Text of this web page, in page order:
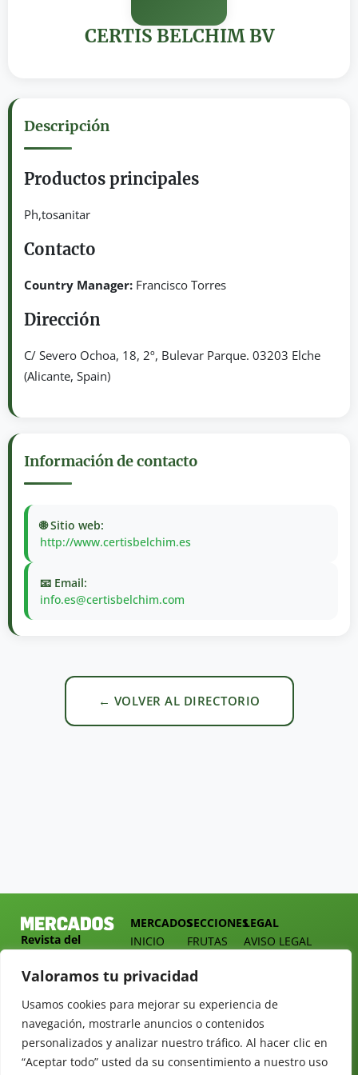
Valoramos tu privacidad
Usamos cookies para mejorar su experiencia de
navegación, mostrarle anuncios o contenidos
personalizados y analizar nuestro tráfico. Al hacer clic en
“Aceptar todo” usted da su consentimiento a nuestro uso
CERTIS BELCHIM BV
Descripción
Productos principales
Ph,tosanitar
Contacto
Country Manager: Francisco Torres
Dirección
C/ Severo Ochoa, 18, 2º, Bulevar Parque. 03203 Elche
(Alicante, Spain)
Información de contacto
🌐 Sitio web:
http://www.certisbelchim.es
📧 Email:
info.es@certisbelchim.com
← VOLVER AL DIRECTORIO
Revista del
Hortofrutícola
C/
Presidente
Cárdenas nº
10.
MERCADOS
INICIO
SOMOS
Y
TARIFAS
REVISTAS
NEWSLETTER
SECCIONES
FRUTAS
EMPRESA
MERCADOS
ALIMENTACIÓN
OPINIÓN
30 DE
LEGAL
AVISO LEGAL